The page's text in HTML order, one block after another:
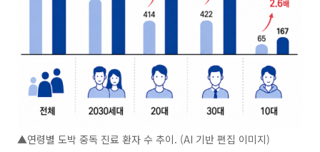
▲연령별 도박 중독 진료 환자 수 추이. (AI 기반 편집 이미지)